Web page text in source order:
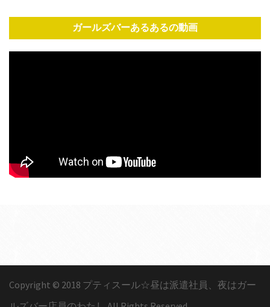
ガールズバーあるあるの動画
Copyright © 2018 プティスール☆昼は派遣社員、夜はガー